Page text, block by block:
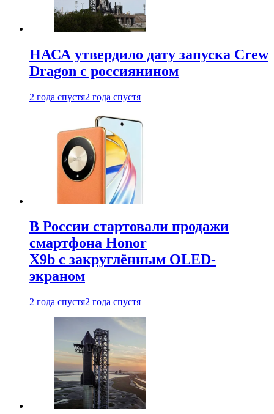
НАСА утвердило дату запуска Crew
Dragon с россиянином
2 года спустя2 года спустя
В России стартовали продажи
смартфона Honor
X9b с закруглённым OLED-
экраном
2 года спустя2 года спустя